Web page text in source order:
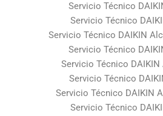
Servicio Técnico
Servicio Técnico
Servicio Técnico DAIKIN
Servicio Técnico
Servicio Técnico
Servicio Técnico
Servicio Técnico DAIKIN
Servicio Técnico